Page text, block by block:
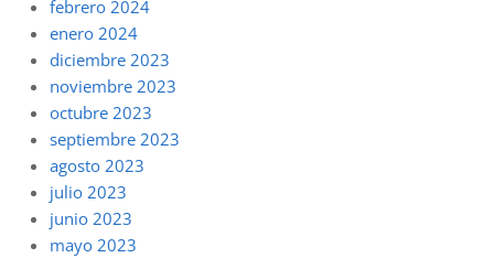
febrero 2024
enero 2024
diciembre 2023
noviembre 2023
octubre 2023
septiembre 2023
agosto 2023
julio 2023
junio 2023
mayo 2023